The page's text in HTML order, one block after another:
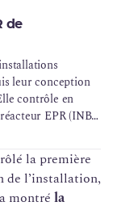
de
leur conception
contrôle en
EPR (INB
la première
de l’installation,
montré la